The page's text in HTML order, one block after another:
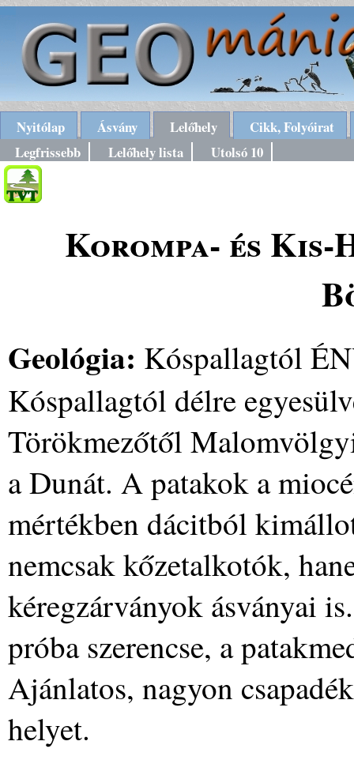
Nyitólap Ásvány Lelőhely
Cikk, Folyóirat
Legfrissebb
Lelőhely lista Utolsó 10
Korompa- és
Geológia: Kóspallagtól
Kóspallagtól délre
Törökmezőtől
a Dunát. A patakok a
mértékben dácitból
nemcsak kőzetalkotók,
kéregzárványok ásványai
próba szerencse, a
Ajánlatos, nagyon
helyet.